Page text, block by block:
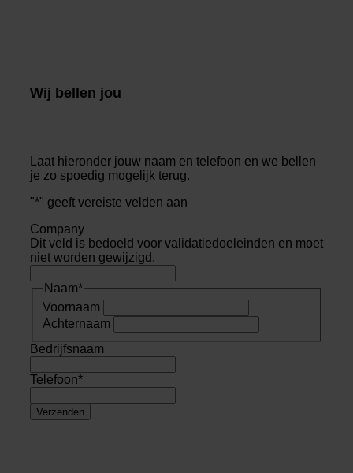
Wij bellen jou
Laat hieronder jouw naam en telefoon en we bellen
je zo spoedig mogelijk terug.
"*" geeft vereiste velden aan
Company
Dit veld is bedoeld voor validatiedoeleinden en moet
niet worden gewijzigd.
Naam*
Voornaam
Achternaam
Bedrijfsnaam
Telefoon*